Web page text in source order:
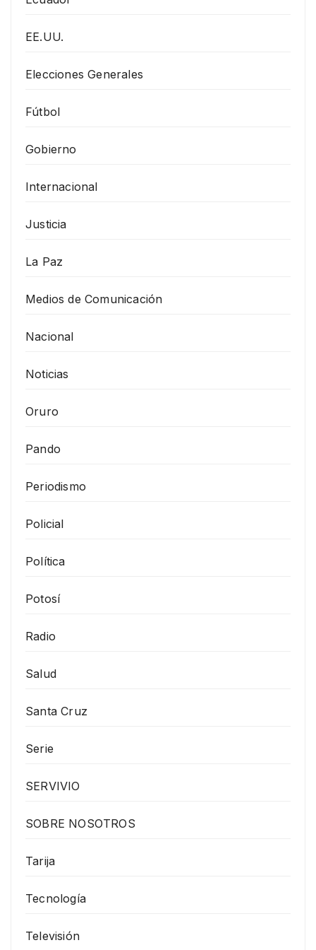
EE.UU.
Elecciones Generales
Fútbol
Gobierno
Internacional
Justicia
La Paz
Medios de Comunicación
Nacional
Noticias
Oruro
Pando
Periodismo
Policial
Política
Potosí
Radio
Salud
Santa Cruz
Serie
SERVIVIO
SOBRE NOSOTROS
Tarija
Tecnología
Televisión